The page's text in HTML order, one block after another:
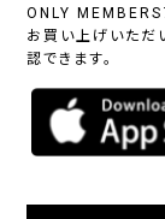
ONLY MEMBERS
お買い上げいただ
認できます。